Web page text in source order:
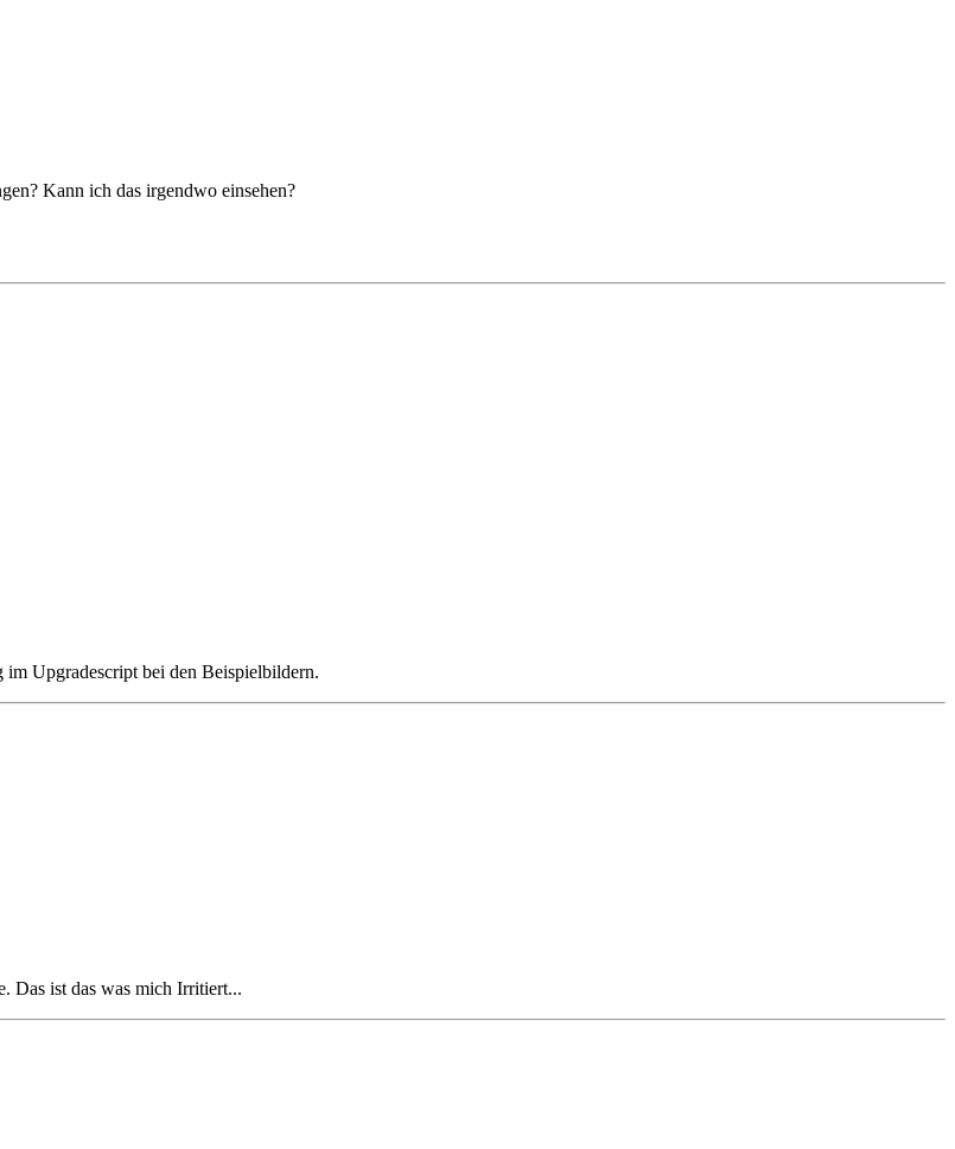
Kann ich das irgendwo einsehen?
Upgradescript bei den Beispielbildern.
Das ist das was mich Irritiert...